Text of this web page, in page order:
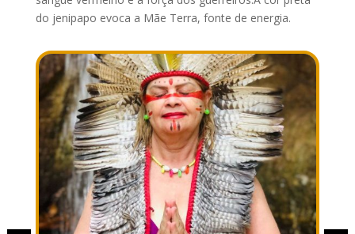
do jenipapo evoca a Mãe Terra, fonte de energia.